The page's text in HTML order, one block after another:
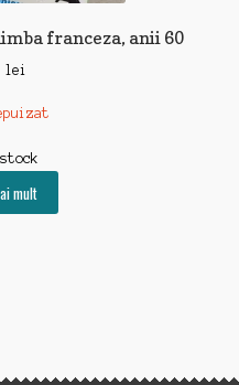
franceza, anii 60
lei
mult